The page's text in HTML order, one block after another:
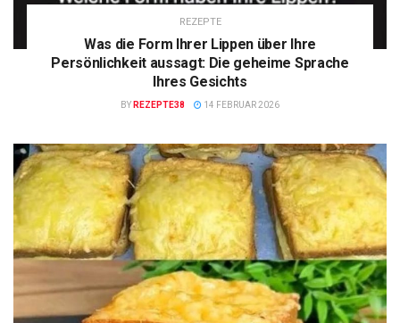
REZEPTE
Was die Form Ihrer Lippen über Ihre
Persönlichkeit aussagt: Die geheime Sprache
Ihres Gesichts
BY REZEPTE38 14 FEBRUAR 2026